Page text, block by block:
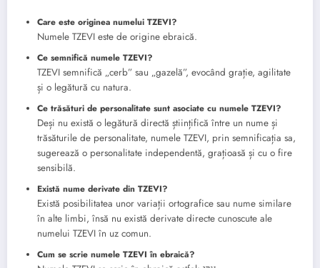
Care este originea numelui TZEVI?
Numele TZEVI este de origine ebraică.
Ce semnifică numele TZEVI?
TZEVI semnifică „cerb” sau „gazelă”, evocând grație, agilitate
și o legătură cu natura.
Ce trăsături de personalitate sunt asociate cu numele TZEVI?
Deși nu există o legătură directă științifică între un nume și
trăsăturile de personalitate, numele TZEVI, prin semnificația sa,
sugerează o personalitate independentă, grațioasă și cu o fire
sensibilă.
Există nume derivate din TZEVI?
Există posibilitatea unor variații ortografice sau nume similare
în alte limbi, însă nu există derivate directe cunoscute ale
numelui TZEVI în uz comun.
Cum se scrie numele TZEVI în ebraică?